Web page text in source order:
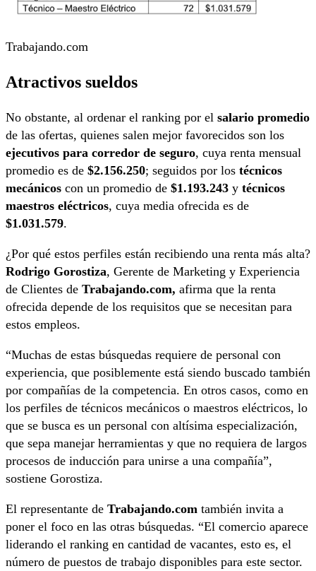
Trabajando.com
Atractivos sueldos
No obstante, al ordenar el ranking por el salario promedio
de las ofertas, quienes salen mejor favorecidos son los
ejecutivos para corredor de seguro, cuya renta mensual
promedio es de $2.156.250; seguidos por los técnicos
mecánicos con un promedio de $1.193.243 y técnicos
maestros eléctricos, cuya media ofrecida es de
$1.031.579.
¿Por qué estos perfiles están recibiendo una renta más alta?
Rodrigo Gorostiza, Gerente de Marketing y Experiencia
de Clientes de Trabajando.com, afirma que la renta
ofrecida depende de los requisitos que se necesitan para
estos empleos.
“Muchas de estas búsquedas requiere de personal con
experiencia, que posiblemente está siendo buscado también
por compañías de la competencia. En otros casos, como en
los perfiles de técnicos mecánicos o maestros eléctricos, lo
que se busca es un personal con altísima especialización,
que sepa manejar herramientas y que no requiera de largos
procesos de inducción para unirse a una compañía”,
sostiene Gorostiza.
El representante de Trabajando.com también invita a
poner el foco en las otras búsquedas. “El comercio aparece
liderando el ranking en cantidad de vacantes, esto es, el
número de puestos de trabajo disponibles para este sector.